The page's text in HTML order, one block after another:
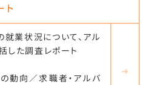
ト
業状況について、アル
した調査レポート
動向／求職者・アルバ